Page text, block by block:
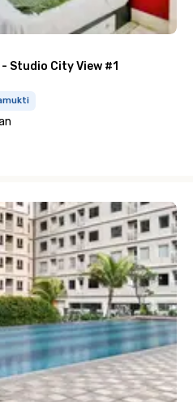
Studio City View #1